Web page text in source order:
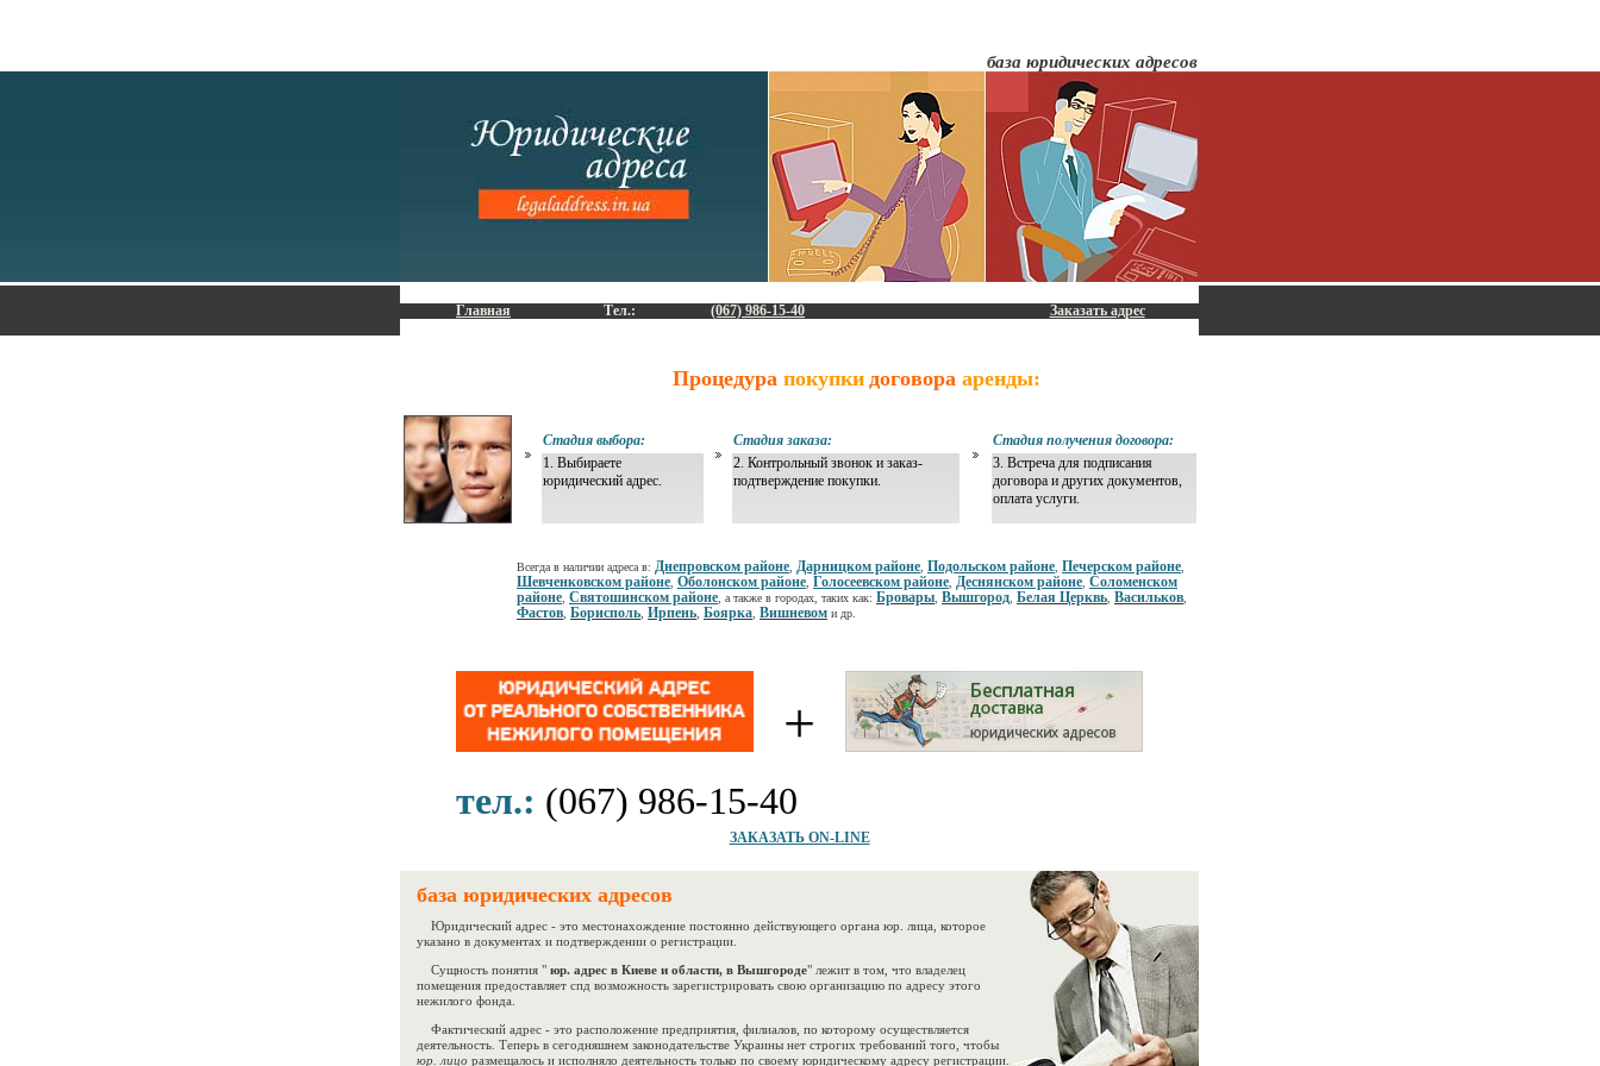
база юридических адресов
Главная Тел.: (067) 986-15-40 Заказать адрес
Процедурапокупки договорааренды:
Стадия выбора: Стадия заказа:
Стадия получения договора:
1. Выбираете
юридический адрес.
2. Контрольный звонок и заказ-
подтверждение покупки.
3. Встреча для подписания
договора и других документов,
оплата услуги.
Всегда в наличии адреса в: Днепровском районе Дарницком районе Подольском районе Печерском районе
Шевченковском районе Оболонском районе Голосеевском районе Деснянском районе Соломенском
районе Святошинском районе , а также в городах, таких как: Бровары Вышгород Белая Церквь Васильков
Фастов Борисполь Ирпень Боярка Вишневом и др.
+
тел.: (067) 986-15-40
ЗАКАЗАТЬ ON-LINE
база юридических адресов
Юридический адрес - это местонахождение постоянно действующего органа юр. лица, которое
указано в документах и подтверждении о регистрации.
Сущность понятия " юр. адрес в Киеве и области, в Вышгороде" лежит в том, что владелец
помещения предоставляет спд возможность зарегистрировать свою организацию по адресу этого
нежилого фонда.
Фактический адрес - это расположение предприятия, филиалов, по которому осуществляется
деятельность. Теперь в сегодняшнем законодательстве Украины нет строгих требований того, чтобы
юр. лицо размещалось и исполняло деятельность только по своему юридическому адресу регистрации.